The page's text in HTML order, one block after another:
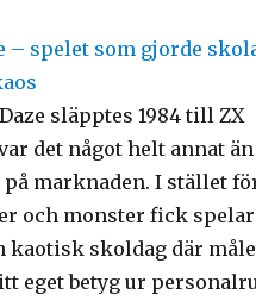
– spelet som gjorde
släpptes 1984 till ZX
det något helt annat än
marknaden. I stället
och monster fick
kaotisk skoldag där
eget betyg ur